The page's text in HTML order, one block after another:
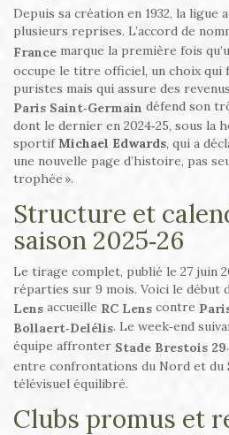
Depuis sa création en 1932, la ligue
plusieurs reprises. L’accord de
France marque la première fois
occupe le titre officiel, un choix qui
puristes mais qui assure des
Paris Saint‑Germain défend son
dont le dernier en 2024‑25, sous la
sportifMichael Edwards, qui a
une nouvelle page d’histoire, pas
trophée ».
Structure et
saison 2025‑26
Le tirage complet, publié le 27 juin
réparties sur 9 mois. Voici le début
Lens accueille RC Lens contre
Bollaert‑Delélis. Le week‑end
équipe affronter Stade Brestois 29
entre confrontations du Nord et du
télévisuel équilibré.
Clubs promus et